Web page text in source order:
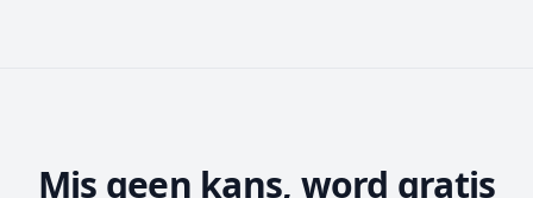
Mis geen kans, word gratis